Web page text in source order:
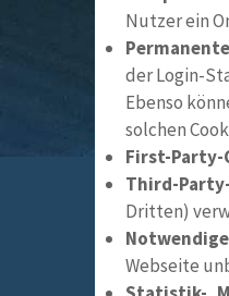
Nutzer ein
der Login-
Ebenso
solchen
First-Party-
Third-
Dritten)
Webseite